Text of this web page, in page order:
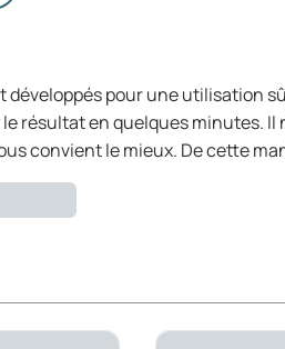
pour une utilisation
résultat en quelques minutes.
convient le mieux. De cette